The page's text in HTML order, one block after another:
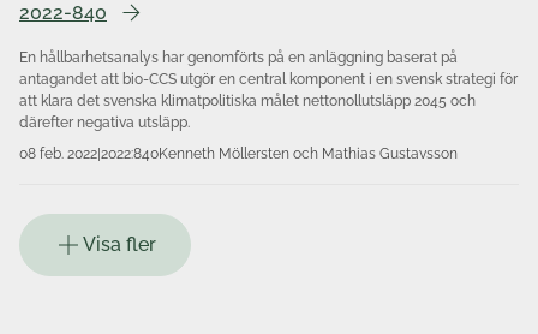
2022-840
En hållbarhetsanalys har genomförts på en anläggning baserat på
antagandet att bio-CCS utgör en central komponent i en svensk strategi för
att klara det svenska klimatpolitiska målet nettonollutsläpp 2045 och
därefter negativa utsläpp.
08 feb. 2022 2022:840Kenneth Möllersten och Mathias Gustavsson
Visa fler